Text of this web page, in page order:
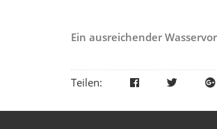
Ein ausreichender
Teilen: